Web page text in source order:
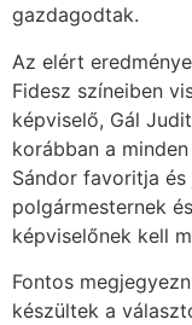
gazdagodtak.
Az elért
Fidesz színeiben
képviselő, Gál
korábban a
Sándor favoritja
polgármesternek
képviselőnek kell
Fontos
készültek a